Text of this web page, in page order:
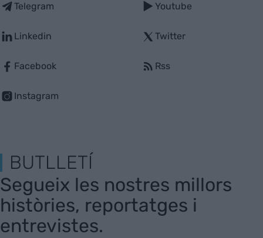
Telegram
Linkedin
Facebook
Instagram
Youtube
Twitter
Rss
BUTLLETÍ
Segueix les nostres millors
històries, reportatges i
entrevistes.